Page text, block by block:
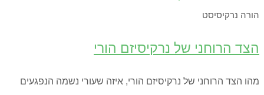
הורה נרקיסיסט
הצד הרוחני של נרקיסיזם הורי
מהו הצד הרוחני של נרקיסיזם הורי, איזה שעורי נשמה הנפגעים